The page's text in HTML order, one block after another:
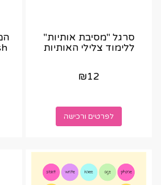
סרגל "מסיבת אותיות"
ללימוד צלילי האותיות
₪12
לפרטים ורכישה